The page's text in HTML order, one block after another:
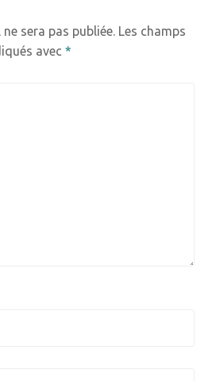
sera pas publiée. Les champs
avec *